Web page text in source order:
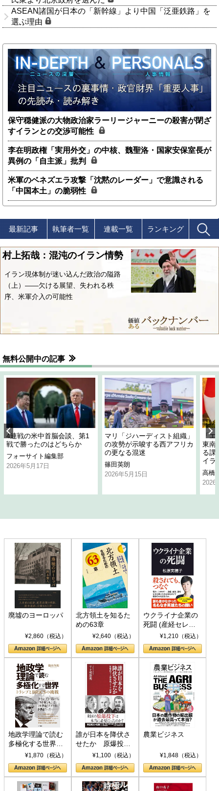
ASEAN諸国が日本の「新幹線」より中国「泛亜鉄路」を
選ぶ理由
保守穏健派の大物政治家ラーリージャーニーの殺害が閉ざ
すイランとの交渉可能性
李在明政権「実用外交」の中核、魏聖洛・国家安保室長が
異例の「自主派」批判
米軍のベネズエラ攻撃「沈黙のレーダー」で意識される
「中国本土」の脆弱性
最新記事 執筆者一覧 連載一覧 ランキング
村上拓哉：混沌のイラン情勢
イラン現体制が迷い込んだ政治の隘路
（上）――欠ける展望、失われる秩
序、米軍介入の可能性
無料公開中の記事
4連戦の米中首脳会談、第1
戦で勝ったのはどちらか
フォーサイト編集部
2026年5月17日
マリ「ジハーディスト組織」
の攻勢が示唆する西アフリカ
の更なる混迷
篠田英朗
2026年5月15日
「
東南
る課
イラ
高橋
2026
廃墟のヨーロッパ
¥2,860（税込）
北方領土を知るた
めの63章
¥2,640（税込）
ウクライナ企業の
死闘 (産経セレク
ト S 039)¥1,210（税込）
地政学理論で読む
多極化する世界：
トランプとBRICS
の挑戦
¥1,870（税込）
誰が日本を降伏さ
せたか 原爆投
下、ソ連参戦、そ
して聖断 (PHP新
書)
¥1,100（税込）
農業ビジネス
¥1,848（税込）